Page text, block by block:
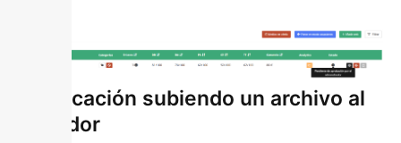
Verificación subiendo un archivo al
servidor